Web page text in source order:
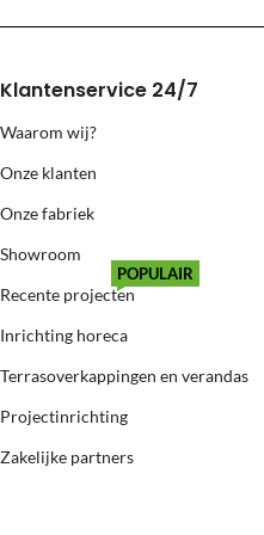
Klantenservice 24/7
Waarom wij?
Onze klanten
Onze fabriek
Showroom
Recente projecten
POPULAIR
Inrichting horeca
Terrasoverkappingen en verandas
Projectinrichting
Zakelijke partners